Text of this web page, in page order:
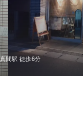
間駅 徒歩6分